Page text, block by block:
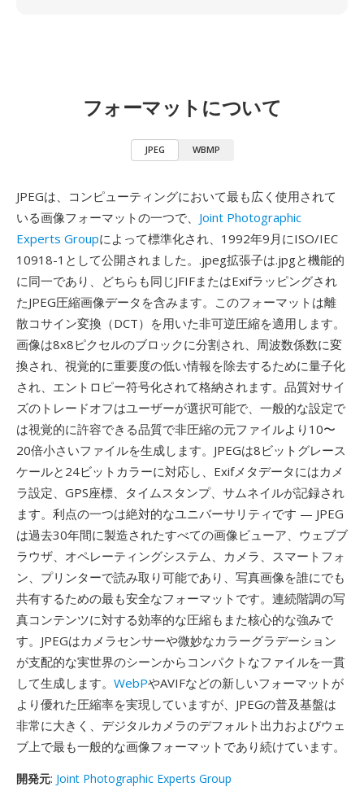
フォーマットについて
JPEG WBMP
JPEGは、コンピューティングにおいて最も広く使用されて
いる画像フォーマットの一つで、 Joint Photographic
Experts Groupによって標準化され、1992年9月にISO/IEC
10918-1として公開されました。.jpeg拡張子は.jpgと機能的
に同一であり、どちらも同じJFIFまたはExifラッピングされ
たJPEG圧縮画像データを含みます。このフォーマットは離
散コサイン変換（DCT）を用いた非可逆圧縮を適用します。
画像は8x8ピクセルのブロックに分割され、周波数係数に変
換され、視覚的に重要度の低い情報を除去するために量子化
され、エントロピー符号化されて格納されます。品質対サイ
ズのトレードオフはユーザーが選択可能で、一般的な設定で
は視覚的に許容できる品質で非圧縮の元ファイルより10〜
20倍小さいファイルを生成します。JPEGは8ビットグレース
ケールと24ビットカラーに対応し、Exifメタデータにはカメ
ラ設定、GPS座標、タイムスタンプ、サムネイルが記録され
ます。利点の一つは絶対的なユニバーサリティです — JPEG
は過去30年間に製造されたすべての画像ビューア、ウェブブ
ラウザ、オペレーティングシステム、カメラ、スマートフォ
ン、プリンターで読み取り可能であり、写真画像を誰にでも
共有するための最も安全なフォーマットです。連続階調の写
真コンテンツに対する効率的な圧縮もまた核心的な強みで
す。JPEGはカメラセンサーや微妙なカラーグラデーション
が支配的な実世界のシーンからコンパクトなファイルを一貫
して生成します。 WebPやAVIFなどの新しいフォーマットが
より優れた圧縮率を実現していますが、JPEGの普及基盤は
非常に大きく、デジタルカメラのデフォルト出力およびウェ
ブ上で最も一般的な画像フォーマットであり続けています。
開発元: Joint Photographic Experts Group